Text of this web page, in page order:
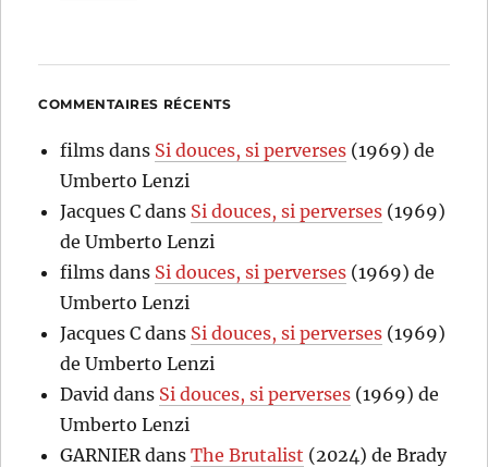
COMMENTAIRES RÉCENTS
films dans Si douces, si perverses (1969) de
Umberto Lenzi
Jacques C dans Si douces, si perverses (1969)
de Umberto Lenzi
films dans Si douces, si perverses (1969) de
Umberto Lenzi
Jacques C dans Si douces, si perverses (1969)
de Umberto Lenzi
David dans Si douces, si perverses (1969) de
Umberto Lenzi
GARNIER dansThe Brutalist (2024) de Brady